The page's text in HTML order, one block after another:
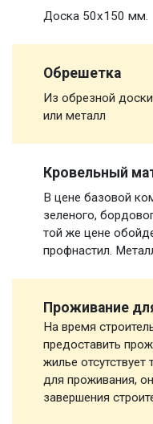
Доска 50х150 мм.
Обрешетка
Из обрезной
или металл
Кровельный
В цене базовой
зеленого,
той же цене
профнастил.
Проживание
На время
предоставить
жилье
для проживания,
завершения